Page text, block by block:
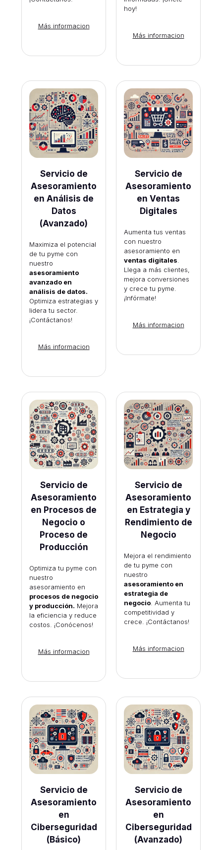
Más informacion
hoy!
Más informacion
Servicio de
Asesoramiento
en Análisis de
Datos
(Avanzado)
Maximiza el potencial
de tu pyme con
nuestro
asesoramiento
avanzado en
análisis de datos.
Optimiza estrategias y
lidera tu sector.
¡Contáctanos!
Más informacion
Servicio de
Asesoramiento
en Ventas
Digitales
Aumenta tus ventas
con nuestro
asesoramiento en
ventas digitales
Llega a más clientes,
mejora conversiones
y crece tu pyme.
¡Infórmate!
Más informacion
Servicio de
Asesoramiento
en Procesos de
Negocio o
Proceso de
Producción
Optimiza tu pyme con
nuestro
asesoramiento en
procesos de negocio
y producción. Mejora
la eficiencia y reduce
costos. ¡Conócenos!
Más informacion
Servicio de
Asesoramiento
en Estrategia y
Rendimiento de
Negocio
Mejora el rendimiento
de tu pyme con
nuestro
asesoramiento en
estrategia de
negocio. Aumenta tu
competitividad y
crece. ¡Contáctanos!
Más informacion
Servicio de
Asesoramiento
en
Ciberseguridad
(Básico)
Servicio de
Asesoramiento
en
Ciberseguridad
(Avanzado)